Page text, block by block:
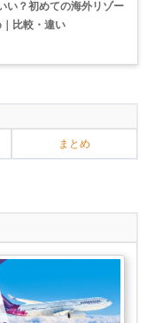
い？初めての海外リゾー
｜比較・違い
まとめ